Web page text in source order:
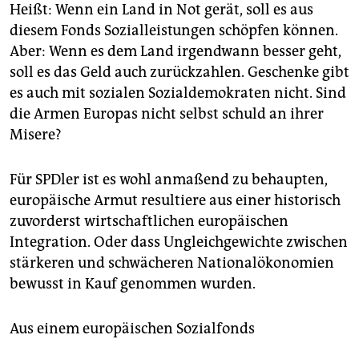
Heißt: Wenn ein Land in Not gerät, soll es aus
diesem Fonds Sozialleistungen schöpfen können.
Aber: Wenn es dem Land irgendwann besser geht,
soll es das Geld auch zurückzahlen. Geschenke gibt
es auch mit sozialen Sozialdemokraten nicht. Sind
die Armen Europas nicht selbst schuld an ihrer
Misere?
Für SPDler ist es wohl anmaßend zu behaupten,
europäische Armut resultiere aus einer historisch
zuvorderst wirtschaftlichen europäischen
Integration. Oder dass Ungleichgewichte zwischen
stärkeren und schwächeren Nationalökonomien
bewusst in Kauf genommen wurden.
Aus einem europäischen Sozialfonds